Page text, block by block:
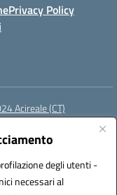
degli utenti -
necessari al
Privacy Policy
Acireale (CT)